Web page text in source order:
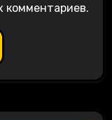
комментариев.